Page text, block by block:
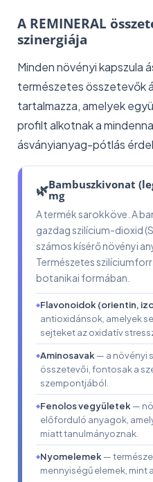
A REMINERAL
szinergiája
Minden növényi kapszula
természetes összetevők
tartalmazza, amelyek
profilt alkotnak a
ásványianyag-pótlás
🌿Bambuszkivonat
mg
A termék sarokköve. A
gazdag szilícium-dioxid
számos kísérő növényi
Természetes
botanikai formában.
Flavonoidok (orientin,
antioxidánsok, amelyek
sejteket az oxidatív
Aminosavak — a növényi
összetevői, fontosak a
szempontjából.
Fenolos vegyületek —
előforduló anyagok,
miatt tanulmányoznak.
Nyomelemek —
mennyiségű elemek, mint